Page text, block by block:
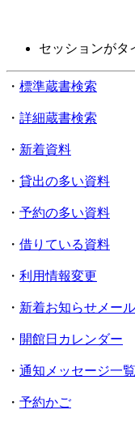
セッションがタ
・ 標準蔵書検索
・ 詳細蔵書検索
・ 新着資料
・ 貸出の多い資料
・ 予約の多い資料
・ 借りている資料
・ 利用情報変更
・ 新着お知らせメール
・ 開館日カレンダー
・ 通知メッセージ一覧
・ 予約かご